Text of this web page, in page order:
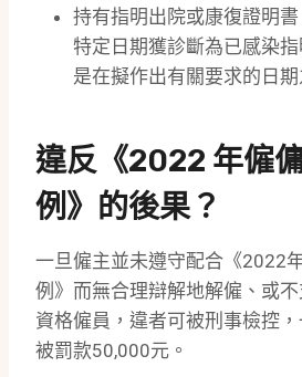
持有指明出院或康復證明
特定日期獲診斷為已感染
是在擬作出有關要求的日
違反《2022 年僱
例》的後果？
一旦僱主並未遵守配合《2022
例》而無合理辯解地解僱、或
資格僱員，違者可被刑事檢控
被罰款50,000元。